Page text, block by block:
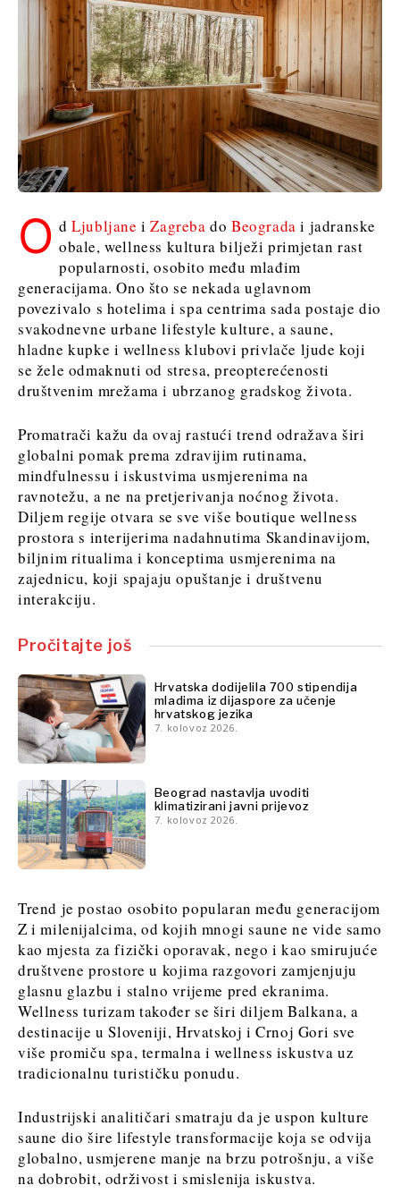
Sjeverna
Makedonija
Srbija
Slovenija
Business &
Economy
priče
Imenovanja
Poljoprivreda
Industrija
Građevinarstvo
Energetika
Okoliš
Znanost
Rudarstvo
Maloprodaja
Održivost
Tehnologija
Telekom
Turizam
Prijevoz
Trgovina
Insights
Intervju
Mišljenje
Svijet
Discover
Događanja
Kultura
Sport
Lifestyle
Putovanja
Hrana
&
piće
Slovenija
Business &
Economy
Poslovne
priče
Poljoprivreda
Industrija
Građevinarstvo
Energetika
Financije
FMCG
Znanost
Maloprodaja
Održivost
Tehnologija
Telekom
Turizam
Prijevoz
Trgovina
Intervju
Mišljenje
Svijet
Analiza
Discover
Vijesti
Kultura
Sport
Lifestyle
Putovanja
Hrana
& piće
Balkans
2030
O nama Pretplata
O dLjubljaneiZagrebado Beograda i jadranske
obale, wellness kultura bilježi primjetan rast
popularnosti, osobito među mlađim
generacijama. Ono što se nekada uglavnom
povezivalo s hotelima i spa centrima sada postaje dio
svakodnevne urbane lifestyle kulture, a saune,
hladne kupke i wellness klubovi privlače ljude koji
se žele odmaknuti od stresa, preopterećenosti
društvenim mrežama i ubrzanog gradskog života.
Promatrači kažu da ovaj rastući trend odražava širi
globalni pomak prema zdravijim rutinama,
mindfulnessu i iskustvima usmjerenima na
ravnotežu, a ne na pretjerivanja noćnog života.
Diljem regije otvara se sve više boutique wellness
prostora s interijerima nadahnutima Skandinavijom,
biljnim ritualima i konceptima usmjerenima na
zajednicu, koji spajaju opuštanje i društvenu
interakciju.
Pročitajte još
Hrvatska dodijelila 700 stipendija
mladima iz dijaspore za učenje
hrvatskog jezika
7. kolovoz 2026.
Beograd nastavlja uvoditi
klimatizirani javni prijevoz
7. kolovoz 2026.
Trend je postao osobito popularan među generacijom
Z i milenijalcima, od kojih mnogi saune ne vide samo
kao mjesta za fizički oporavak, nego i kao smirujuće
društvene prostore u kojima razgovori zamjenjuju
glasnu glazbu i stalno vrijeme pred ekranima.
Wellness turizam također se širi diljem Balkana, a
destinacije u Sloveniji, Hrvatskoj i Crnoj Gori sve
više promiču spa, termalna i wellness iskustva uz
tradicionalnu turističku ponudu.
Industrijski analitičari smatraju da je uspon kulture
saune dio šire lifestyle transformacije koja se odvija
globalno, usmjerene manje na brzu potrošnju, a više
na dobrobit, održivost i smislenija iskustva.